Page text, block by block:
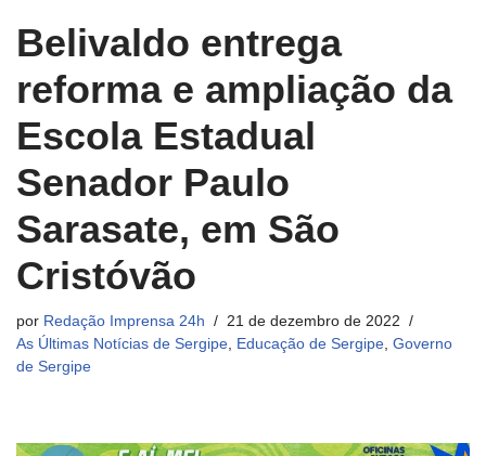
Belivaldo entrega
reforma e ampliação da
Escola Estadual
Senador Paulo
Sarasate, em São
Cristóvão
por Redação Imprensa 24h
21 de dezembro de 2022
As Últimas Notícias de Sergipe, Educação de Sergipe, Governo
de Sergipe